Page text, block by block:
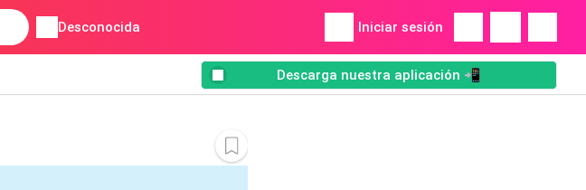
Desconocida Iniciar sesión
Descarga nuestra aplicación 📲